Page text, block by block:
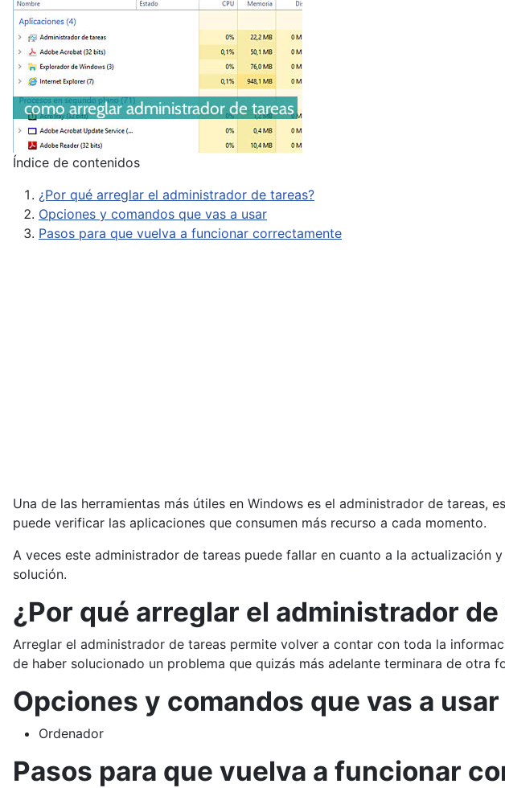
Índice de contenidos
¿Por qué arreglar el administrador de tareas?
Opciones y comandos que vas a usar
Pasos para que vuelva a funcionar correctamente
Una de las herramientas más útiles en Windows es el administrador de tareas,
puede verificar las aplicaciones que consumen más recurso a cada momento.
A veces este administrador de tareas puede fallar en cuanto a la
solución.
¿Por qué arreglar el administrador
Arreglar el administrador de tareas permite volver a contar con toda la
de haber solucionado un problema que quizás más adelante terminara de otra
Opciones y comandos que vas a usar
Ordenador
Pasos para que vuelva a funcionar